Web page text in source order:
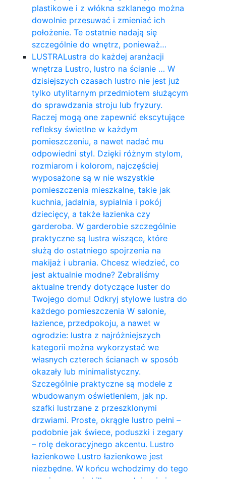
plastikowe i z włókna szklanego można
dowolnie przesuwać i zmieniać ich
położenie. Te ostatnie nadają się
szczególnie do wnętrz, ponieważ…
LUSTRALustra do każdej aranżacji
wnętrza Lustro, lustro na ścianie … W
dzisiejszych czasach lustro nie jest już
tylko utylitarnym przedmiotem służącym
do sprawdzania stroju lub fryzury.
Raczej mogą one zapewnić ekscytujące
refleksy świetlne w każdym
pomieszczeniu, a nawet nadać mu
odpowiedni styl. Dzięki różnym stylom,
rozmiarom i kolorom, najczęściej
wyposażone są w nie wszystkie
pomieszczenia mieszkalne, takie jak
kuchnia, jadalnia, sypialnia i pokój
dziecięcy, a także łazienka czy
garderoba. W garderobie szczególnie
praktyczne są lustra wiszące, które
służą do ostatniego spojrzenia na
makijaż i ubrania. Chcesz wiedzieć, co
jest aktualnie modne? Zebraliśmy
aktualne trendy dotyczące luster do
Twojego domu! Odkryj stylowe lustra do
każdego pomieszczenia W salonie,
łazience, przedpokoju, a nawet w
ogrodzie: lustra z najróżniejszych
kategorii można wykorzystać we
własnych czterech ścianach w sposób
okazały lub minimalistyczny.
Szczególnie praktyczne są modele z
wbudowanym oświetleniem, jak np.
szafki lustrzane z przeszklonymi
drzwiami. Proste, okrągłe lustro pełni –
podobnie jak świece, poduszki i zegary
– rolę dekoracyjnego akcentu. Lustro
łazienkowe Lustro łazienkowe jest
niezbędne. W końcu wchodzimy do tego